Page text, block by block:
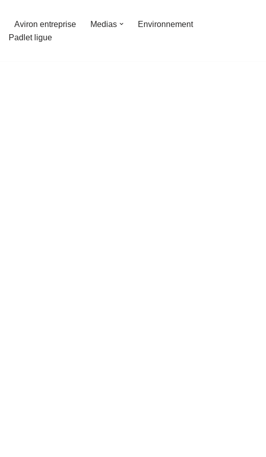
Aviron entreprise Medias
Environnement
Padlet ligue